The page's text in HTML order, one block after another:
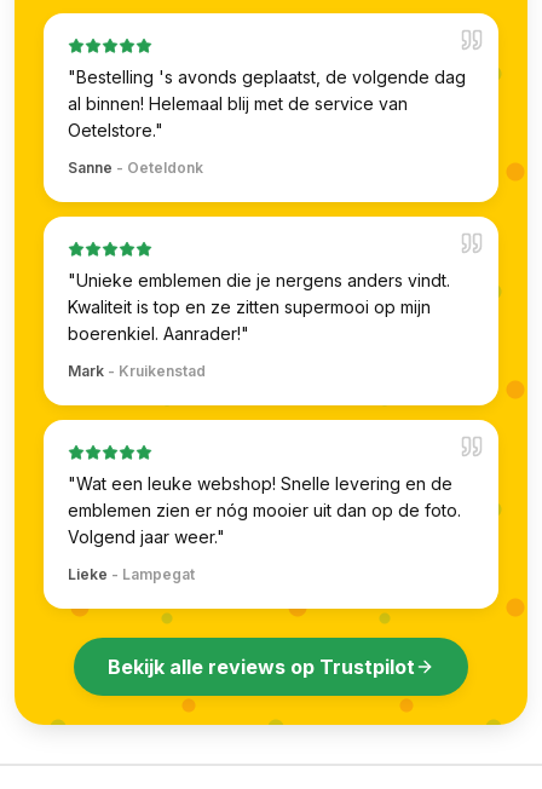
"Bestelling 's avonds geplaatst, de volgende dag
al binnen! Helemaal blij met de service van
Oetelstore."
Sanne - Oeteldonk
"Unieke emblemen die je nergens anders vindt.
Kwaliteit is top en ze zitten supermooi op mijn
boerenkiel. Aanrader!"
Mark - Kruikenstad
"Wat een leuke webshop! Snelle levering en de
emblemen zien er nóg mooier uit dan op de foto.
Volgend jaar weer."
Lieke - Lampegat
Bekijk alle reviews op Trustpilot